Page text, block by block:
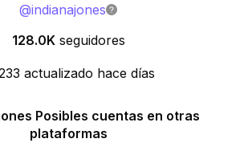
@indianajones
128.0K seguidores
actualizado hace días
Posibles cuentas en otras
plataformas